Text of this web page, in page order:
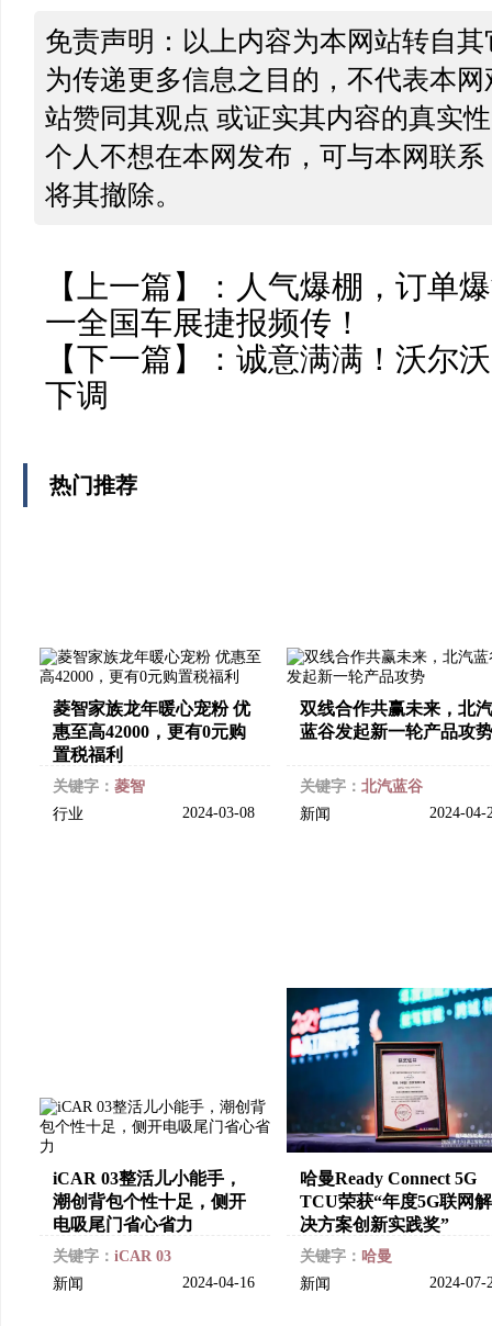
免责声明：以上内容为本网站转自
为传递更多信息之目的，不代表本
站赞同其观点 或证实其内容的真实
个人不想在本网发布，可与本网联
将其撤除。
【上一篇】： 人气爆棚，订单
一全国车展捷报频传！
【下一篇】： 诚意满满！沃尔
下调
热门推荐
菱智家族龙年暖心宠粉 优
惠至高42000，更有0元购
置税福利
关键字： 菱智
行业
2024-03-08
双线合作共赢未来，北汽
蓝谷发起新一轮产品攻势
关键字： 北汽蓝谷
新闻
2024-
iCAR 03整活儿小能手，
潮创背包个性十足，侧开
电吸尾门省心省力
关键字： iCAR 03
新闻
2024-04-16
哈曼Ready Connect 5G
TCU荣获“年度5G联网解
决方案创新实践奖”
关键字： 哈曼
新闻
2024-